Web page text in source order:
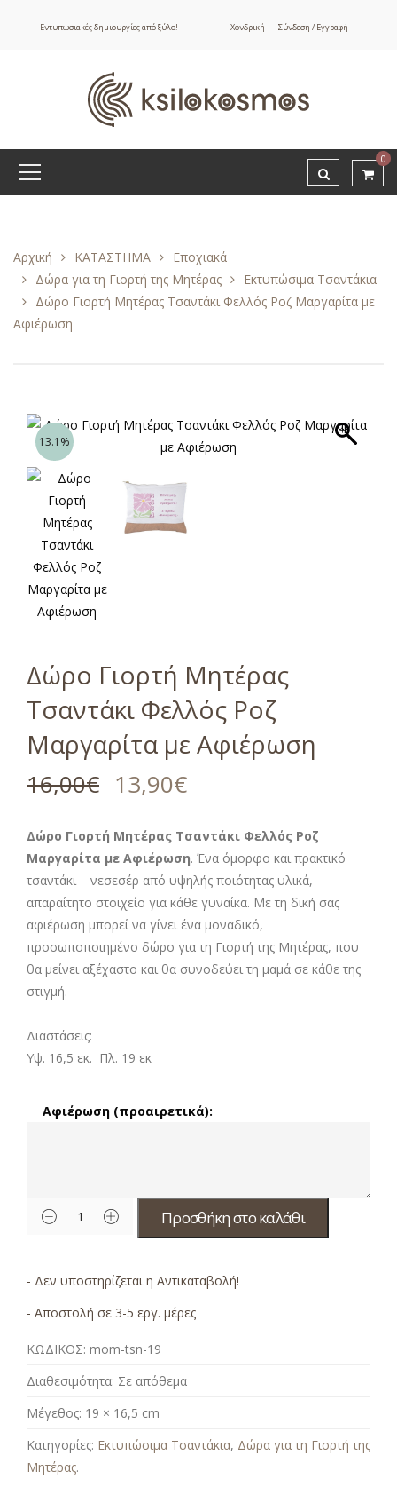
Εντυπωσιακές δημιουργίες από ξύλο! Χονδρική Σύνδεση / Εγγραφή
0
Αρχική ΚΑΤΑΣΤΗΜΑ
Εποχιακά
Δώρα για τη Γιορτή της Μητέρας
Εκτυπώσιμα Τσαντάκια
Δώρο Γιορτή Μητέρας Τσαντάκι Φελλός Ροζ Μαργαρίτα με
Αφιέρωση
13.1%
Δώρο Γιορτή Μητέρας
Τσαντάκι Φελλός Ροζ
Μαργαρίτα με Αφιέρωση
16,00€ 13,90€
Δώρο Γιορτή Μητέρας Τσαντάκι Φελλός Ροζ
Μαργαρίτα με Αφιέρωση. Ένα όμορφο και πρακτικό
τσαντάκι – νεσεσέρ από υψηλής ποιότητας υλικά,
απαραίτητο στοιχείο για κάθε γυναίκα. Με τη δική σας
αφιέρωση μπορεί να γίνει ένα μοναδικό,
προσωποποιημένο δώρο για τη Γιορτή της Μητέρας, που
θα μείνει αξέχαστο και θα συνοδεύει τη μαμά σε κάθε της
στιγμή.
Διαστάσεις:
Υψ. 16,5 εκ. Πλ. 19 εκ
Αφιέρωση (προαιρετικά):
Προσθήκη στο καλάθι
- Δεν υποστηρίζεται η Αντικαταβολή!
- Αποστολή σε 3-5 εργ. μέρες
ΚΩΔΙΚΟΣ: mom-tsn-19
Διαθεσιμότητα: Σε απόθεμα
Μέγεθος: 19 × 16,5 cm
Κατηγορίες: Εκτυπώσιμα Τσαντάκια, Δώρα για τη Γιορτή της
Μητέρας.